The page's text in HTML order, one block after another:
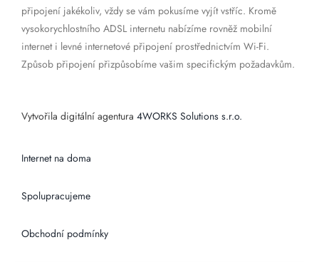
připojení jakékoliv, vždy se vám pokusíme vyjít vstříc. Kromě
vysokorychlostního ADSL internetu nabízíme rovněž mobilní
internet i levné internetové připojení prostřednictvím Wi-Fi.
Způsob připojení přizpůsobíme vašim specifickým požadavkům.
Vytvořila digitální agentura 4WORKS Solutions s.r.o.
Internet na doma
Spolupracujeme
Obchodní podmínky